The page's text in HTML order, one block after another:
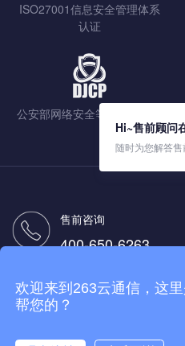
ISO27001信息安全管理体系
认证
公安部网络安全等级保护认证
售前咨询
400-650-6263
400-650-9263
Hi~售前顾问
随时为您解答
欢迎来到263云通信，这
帮您的？